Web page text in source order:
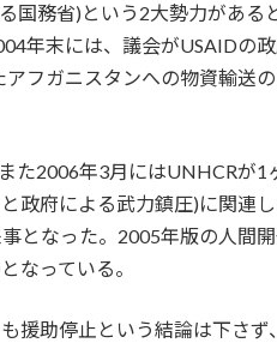
国務省)という2大勢力がある
年末には、議会がUSAIDの
フガニスタンへの物資輸送
2006年3月にはUNHCRが
政府による武力鎮圧)に関連
となった。2005年版の人間
なっている。
助停止という結論は下さず